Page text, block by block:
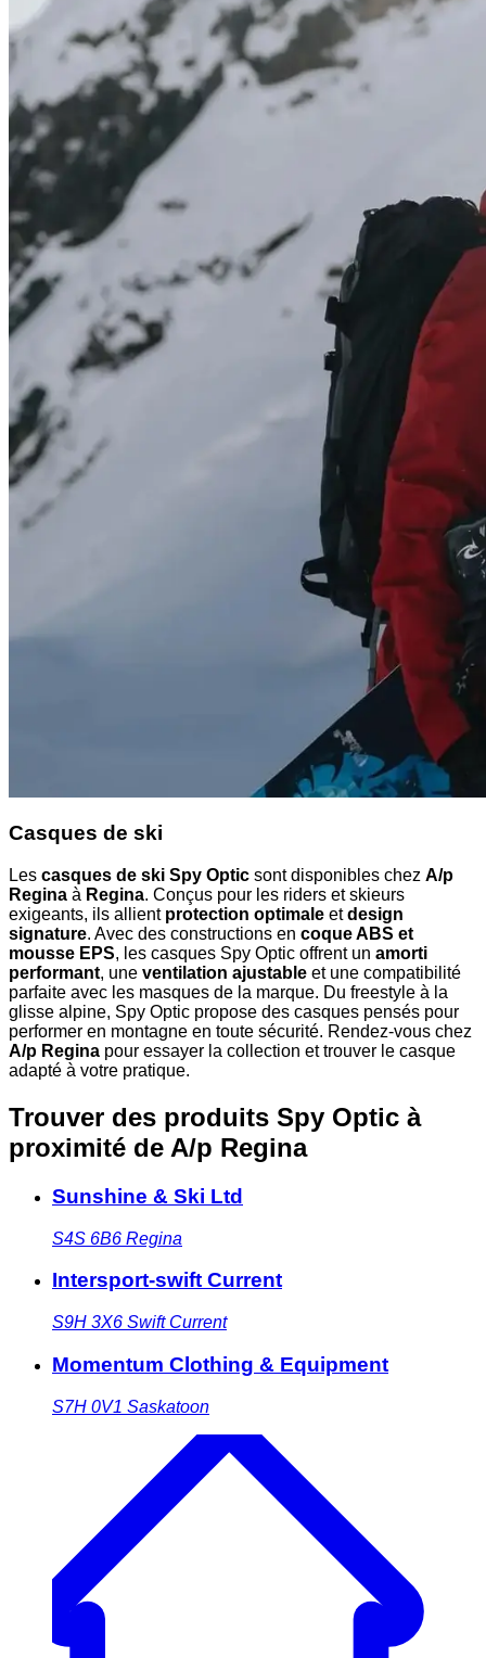
Casques de ski
Les casques de ski Spy Optic sont disponibles chez A/p
Regina à Regina. Conçus pour les riders et skieurs
exigeants, ils allient protection optimale etdesign
signature. Avec des constructions en coque ABS et
mousse EPS, les casques Spy Optic offrent un amorti
performant, une ventilation ajustable et une compatibilité
parfaite avec les masques de la marque. Du freestyle à la
glisse alpine, Spy Optic propose des casques pensés pour
performer en montagne en toute sécurité. Rendez-vous chez
A/p Regina pour essayer la collection et trouver le casque
adapté à votre pratique.
Trouver des produits Spy Optic à
proximité de A/p Regina
Sunshine & Ski Ltd
S4S 6B6 Regina
Intersport-swift Current
S9H 3X6 Swift Current
Momentum Clothing & Equipment
S7H 0V1 Saskatoon